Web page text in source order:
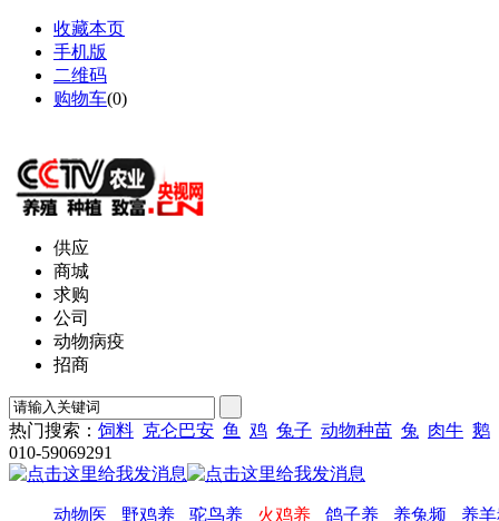
收藏本页
手机版
二维码
购物车(0)
供应
商城
求购
公司
动物病疫
招商
热门搜索： 饲料 克仑巴安 鱼 鸡 兔子 动物种苗 兔 肉牛 鹅
010-59069291
动物医
野鸡养
驼鸟养
火鸡养
鸽子养
养兔频
养